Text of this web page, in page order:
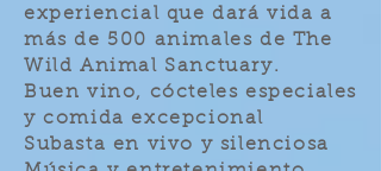
experiencial que dará vida a
más de 500 animales de The
Wild Animal Sanctuary.
Buen vino, cócteles especiales
y comida excepcional
Subasta en vivo y silenciosa